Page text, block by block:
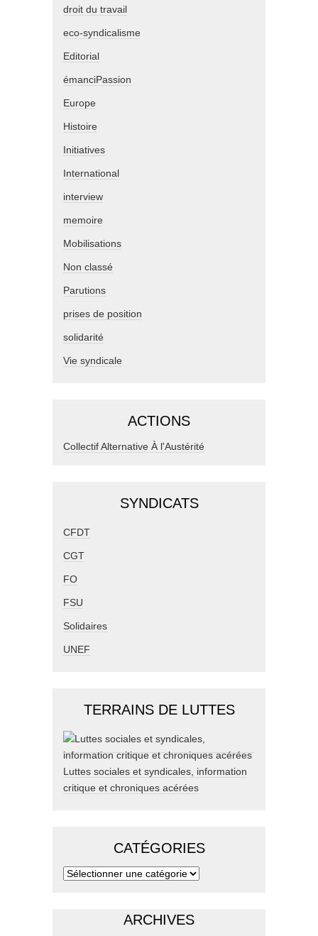
droit du travail
eco-syndicalisme
Editorial
émanciPassion
Europe
Histoire
Initiatives
International
interview
memoire
Mobilisations
Non classé
Parutions
prises de position
solidarité
Vie syndicale
ACTIONS
Collectif Alternative À l'Austérité
SYNDICATS
CFDT
CGT
FO
FSU
Solidaires
UNEF
TERRAINS DE LUTTES
Luttes sociales et syndicales, information
critique et chroniques acérées
CATÉGORIES
ARCHIVES